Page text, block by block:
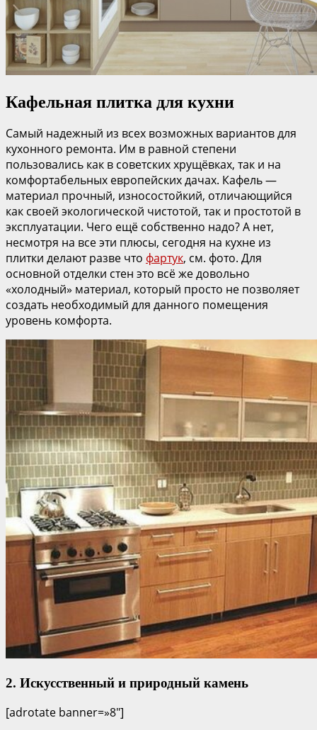
Кафельная плитка для кухни
Самый надежный из всех возможных вариантов для
кухонного ремонта. Им в равной степени
пользовались как в советских хрущёвках, так и на
комфортабельных европейских дачах. Кафель —
материал прочный, износостойкий, отличающийся
как своей экологической чистотой, так и простотой в
эксплуатации. Чего ещё собственно надо? А нет,
несмотря на все эти плюсы, сегодня на кухне из
плитки делают разве что фартук, см. фото. Для
основной отделки стен это всё же довольно
«холодный» материал, который просто не позволяет
создать необходимый для данного помещения
уровень комфорта.
2. Искусственный и природный камень
[adrotate banner=»8″]